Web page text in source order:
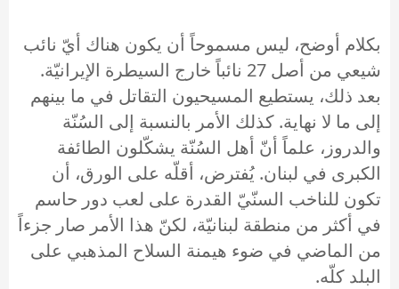
بكلام أوضح، ليس مسموحاً أن يكون هناك أيّ نائب
شيعي من أصل 27 نائباً خارج السيطرة الإيرانيّة.
بعد ذلك، يستطيع المسيحيون التقاتل في ما بينهم
إلى ما لا نهاية. كذلك الأمر بالنسبة إلى السُنّة
والدروز، علماً أنّ أهل السُنّة يشكّلون الطائفة
الكبرى في لبنان. يُفترض، أقلّه على الورق، أن
تكون للناخب السنّيّ القدرة على لعب دور حاسم
في أكثر من منطقة لبنانيّة، لكنّ هذا الأمر صار جزءاً
من الماضي في ضوء هيمنة السلاح المذهبي على
البلد كلّه.